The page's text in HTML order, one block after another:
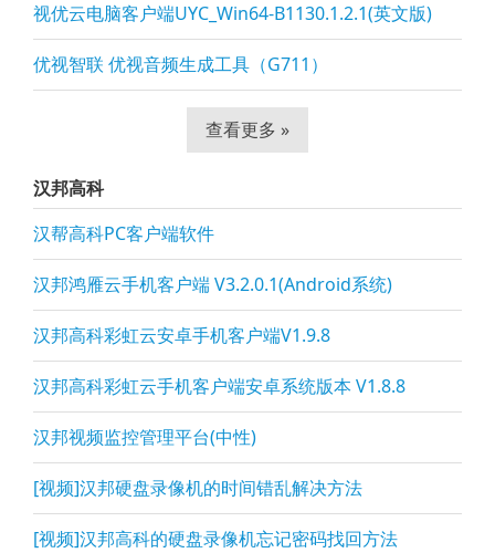
视优云电脑客户端UYC_Win64-B1130.1.2.1(英文版)
优视智联 优视音频生成工具（G711）
查看更多 »
汉邦高科
汉帮高科PC客户端软件
汉邦鸿雁云手机客户端 V3.2.0.1(Android系统)
汉邦高科彩虹云安卓手机客户端V1.9.8
汉邦高科彩虹云手机客户端安卓系统版本 V1.8.8
汉邦视频监控管理平台(中性)
[视频]汉邦硬盘录像机的时间错乱解决方法
[视频]汉邦高科的硬盘录像机忘记密码找回方法